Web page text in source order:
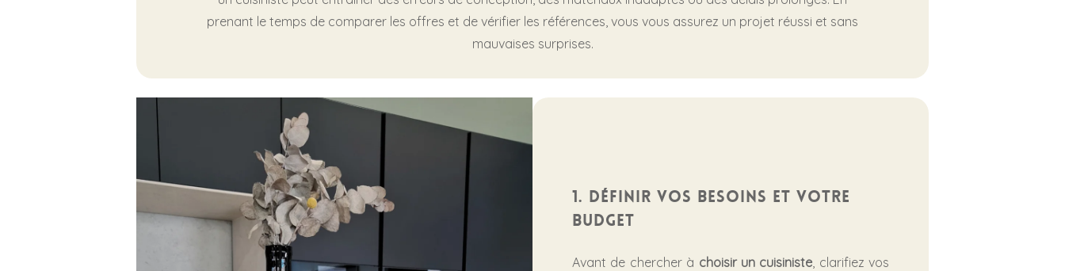
prenant le temps de comparer les offres et de vérifier les références, vous vous assurez un projet réussi et sans
mauvaises surprises.
1. Définir vos besoins et votre
budget
Avant de chercher à choisir un cuisiniste , clarifiez vos